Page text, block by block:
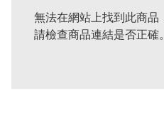
無法在網站上找到此商品
請檢查商品連結是否正確。